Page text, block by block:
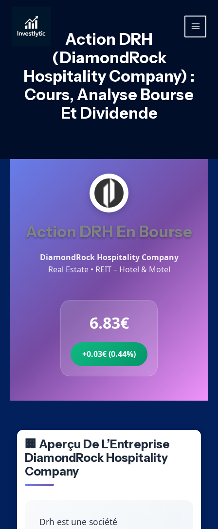
contenu
MAIN
Action DRH
(DiamondRock
Hospitality Company) :
Cours, Analyse Bourse
Et Dividende
Action DRH En Bourse
DiamondRock Hospitality Company
Real Estate • REIT – Hotel & Motel
6.83€
+0.03€ (0.44%)
🏢 Aperçu De L’Entreprise
DiamondRock Hospitality
Company
Drh est une société